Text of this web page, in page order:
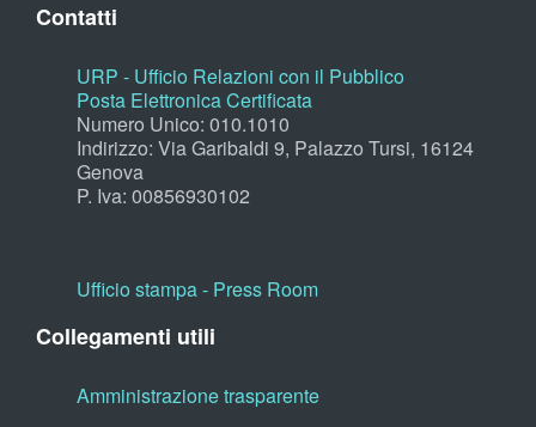
Contatti
URP - Ufficio Relazioni con il Pubblico
Posta Elettronica Certificata
Numero Unico: 010.1010
Indirizzo: Via Garibaldi 9, Palazzo Tursi, 16124
Genova
P. Iva: 00856930102
Ufficio stampa - Press Room
Collegamenti utili
Amministrazione trasparente